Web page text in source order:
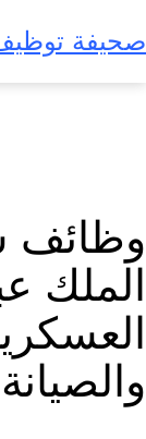
إلى
المحتوى
صحيفة توظيف
وظائف
الملك